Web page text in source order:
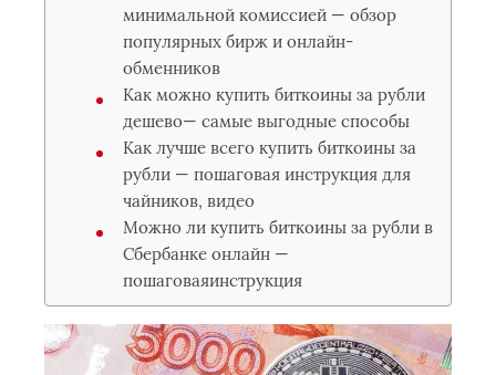
минимальной комиссией — обзор
популярных бирж и онлайн-
обменников
Как можно купить биткоины за рубли
дешево— самые выгодные способы
Как лучше всего купить биткоины за
рубли — пошаговая инструкция для
чайников, видео
Можно ли купить биткоины за рубли в
Сбербанке онлайн —
пошаговаяинструкция